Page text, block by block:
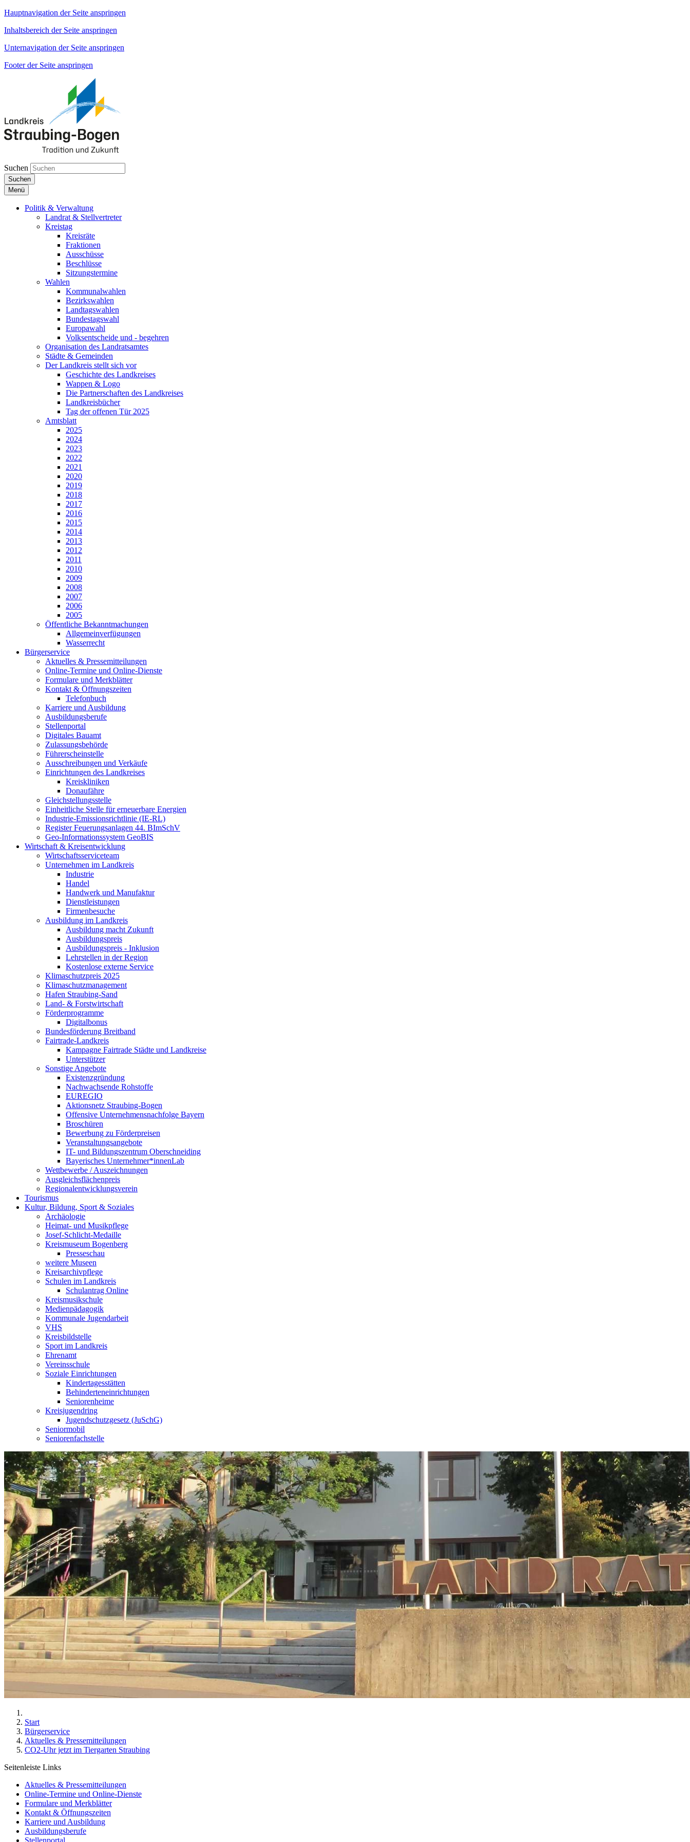
Hauptnavigation der Seite anspringen
Inhaltsbereich der Seite anspringen
Unternavigation der Seite anspringen
Footer der Seite anspringen
Suchen
Suchen
Menü
Politik & Verwaltung
Landrat & Stellvertreter
Kreistag
Kreisräte
Fraktionen
Ausschüsse
Beschlüsse
Sitzungstermine
Wahlen
Kommunalwahlen
Bezirkswahlen
Landtagswahlen
Bundestagswahl
Europawahl
Volksentscheide und - begehren
Organisation des Landratsamtes
Städte & Gemeinden
Der Landkreis stellt sich vor
Geschichte des Landkreises
Wappen & Logo
Die Partnerschaften des Landkreises
Landkreisbücher
Tag der offenen Tür 2025
Amtsblatt
2025
2024
2023
2022
2021
2020
2019
2018
2017
2016
2015
2014
2013
2012
2011
2010
2009
2008
2007
2006
2005
Öffentliche Bekanntmachungen
Allgemeinverfügungen
Wasserrecht
Bürgerservice
Aktuelles & Pressemitteilungen
Online-Termine und Online-Dienste
Formulare und Merkblätter
Kontakt & Öffnungszeiten
Telefonbuch
Karriere und Ausbildung
Ausbildungsberufe
Stellenportal
Digitales Bauamt
Zulassungsbehörde
Führerscheinstelle
Ausschreibungen und Verkäufe
Einrichtungen des Landkreises
Kreiskliniken
Donaufähre
Gleichstellungsstelle
Einheitliche Stelle für erneuerbare Energien
Industrie-Emissionsrichtlinie (IE-RL)
Register Feuerungsanlagen 44. BImSchV
Geo-Informationssystem GeoBIS
Wirtschaft & Kreisentwicklung
Wirtschaftsserviceteam
Unternehmen im Landkreis
Industrie
Handel
Handwerk und Manufaktur
Dienstleistungen
Firmenbesuche
Ausbildung im Landkreis
Ausbildung macht Zukunft
Ausbildungspreis
Ausbildungspreis - Inklusion
Lehrstellen in der Region
Kostenlose externe Service
Klimaschutzpreis 2025
Klimaschutzmanagement
Hafen Straubing-Sand
Land- & Forstwirtschaft
Förderprogramme
Digitalbonus
Bundesförderung Breitband
Fairtrade-Landkreis
Kampagne Fairtrade Städte und Landkreise
Unterstützer
Sonstige Angebote
Existenzgründung
Nachwachsende Rohstoffe
EUREGIO
Aktionsnetz Straubing-Bogen
Offensive Unternehmensnachfolge Bayern
Broschüren
Bewerbung zu Förderpreisen
Veranstaltungsangebote
IT- und Bildungszentrum Oberschneiding
Bayerisches Unternehmer*innenLab
Wettbewerbe / Auszeichnungen
Ausgleichsflächenpreis
Regionalentwicklungsverein
Tourismus
Kultur, Bildung, Sport & Soziales
Archäologie
Heimat- und Musikpflege
Josef-Schlicht-Medaille
Kreismuseum Bogenberg
Presseschau
weitere Museen
Kreisarchivpflege
Schulen im Landkreis
Schulantrag Online
Kreismusikschule
Medienpädagogik
Kommunale Jugendarbeit
VHS
Kreisbildstelle
Sport im Landkreis
Ehrenamt
Vereinsschule
Soziale Einrichtungen
Kindertagesstätten
Behinderteneinrichtungen
Seniorenheime
Kreisjugendring
Jugendschutzgesetz (JuSchG)
Seniormobil
Seniorenfachstelle
Start
Bürgerservice
Aktuelles & Pressemitteilungen
CO2-Uhr jetzt im Tiergarten Straubing
Seitenleiste Links
Aktuelles & Pressemitteilungen
Online-Termine und Online-Dienste
Formulare und Merkblätter
Kontakt & Öffnungszeiten
Karriere und Ausbildung
Ausbildungsberufe
Stellenportal